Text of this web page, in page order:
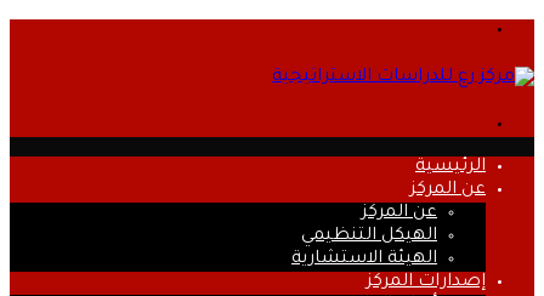
الرئيسية
عن المركز
عن المركز
الهيكل التنظيمي
الهيئة الاستشارية
إصدارات المركز